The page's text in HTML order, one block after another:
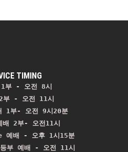
TIMING
1부 - 오전 8시
부 - 오전 11시
1부- 오전 9시20분
배 2부- 오전11시
예배 - 오후 1시15분
부 예배 - 오전 11시